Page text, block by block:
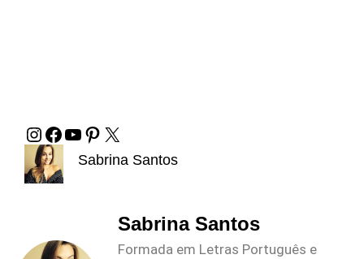
Sabrina Santos
Sabrina Santos
Formada em Letras Português e